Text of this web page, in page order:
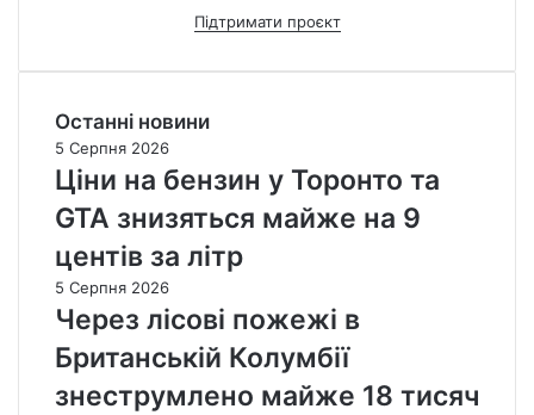
Підтримати проєкт
Останні новини
5 Серпня 2026
Ціни на бензин у Торонто та
GTA знизяться майже на 9
центів за літр
5 Серпня 2026
Через лісові пожежі в
Британській Колумбії
знеструмлено майже 18 тисяч